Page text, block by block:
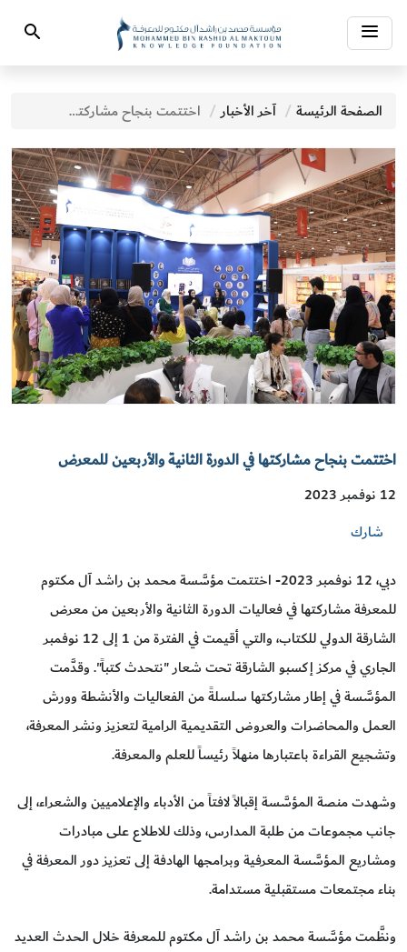
Toggle
navigation
Search
الصفحة الرئيسة آخر الأخبار اختتمت بنجاح مشاركتها في الدورة الثانية والأربعين للمعرض
اختتمت بنجاح مشاركتها في الدورة الثانية والأربعين للمعرض
12 نوفمبر 2023
شارك
دبي، 12 نوفمبر 2023- اختتمت مؤسَّسة محمد بن راشد آل مكتوم
للمعرفة مشاركتها في فعاليات الدورة الثانية والأربعين من معرض
الشارقة الدولي للكتاب، والتي أقيمت في الفترة من 1 إلى 12 نوفمبر
الجاري في مركز إكسبو الشارقة تحت شعار "نتحدث كتباً". وقدَّمت
المؤسَّسة في إطار مشاركتها سلسلةً من الفعاليات والأنشطة وورش
العمل والمحاضرات والعروض التقديمية الرامية لتعزيز ونشر المعرفة،
وتشجيع القراءة باعتبارها منهلاً رئيساً للعلم والمعرفة.
وشهدت منصة المؤسَّسة إقبالاً لافتاً من الأدباء والإعلاميين والشعراء، إلى
جانب مجموعات من طلبة المدارس، وذلك للاطلاع على مبادرات
ومشاريع المؤسَّسة المعرفية وبرامجها الهادفة إلى تعزيز دور المعرفة في
بناء مجتمعات مستقبلية مستدامة.
ونظَّمت مؤسَّسة محمد بن راشد آل مكتوم للمعرفة خلال الحدث العديد